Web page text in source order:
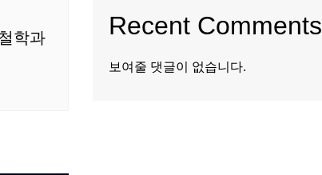
학과
Recent Comments
보여줄 댓글이 없습니다.